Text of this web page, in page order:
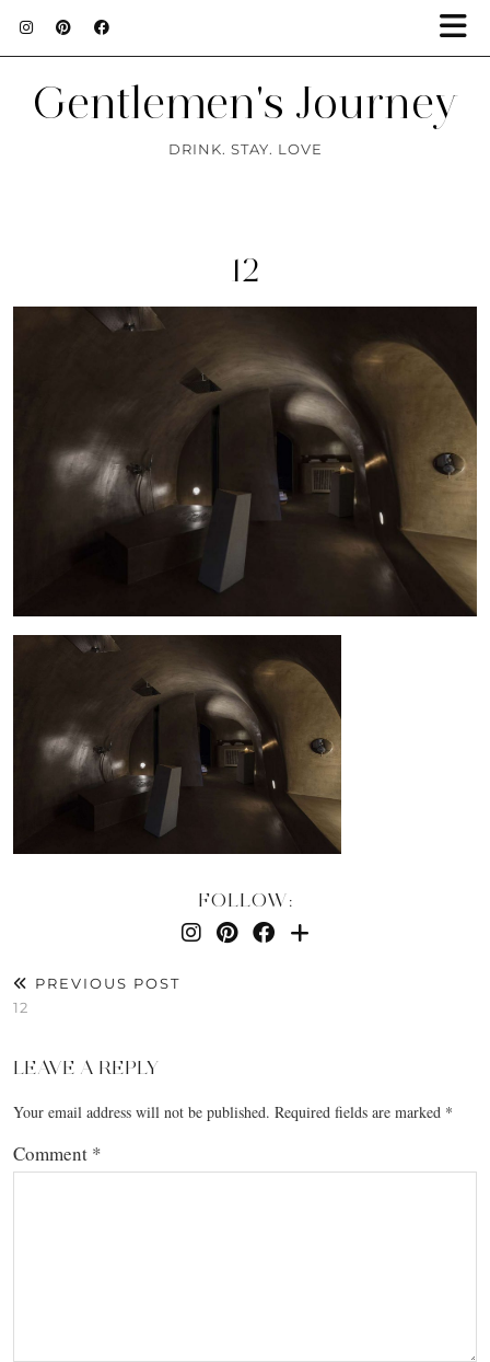
Gentlemen's Journey
DRINK. STAY. LOVE
12
FOLLOW:
PREVIOUS POST
12
LEAVE A REPLY
Your email address will not be published. Required fields are marked *
Comment *